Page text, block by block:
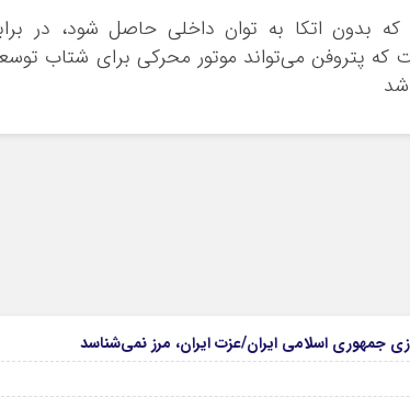
بدون اتکا به توان داخلی حاصل شود، در
پتروفن می‌تواند موتور محرکی برای شتاب